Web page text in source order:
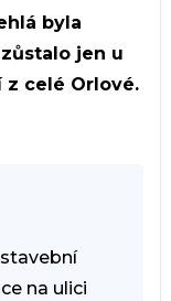
byla
jen u
z celé Orlové.
na ulici